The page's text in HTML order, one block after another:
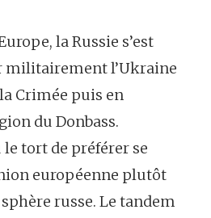
la Russie s’est
militairement l’Ukraine
Crimée puis en
du Donbass.
le tort de préférer se
européenne plutôt
russe. Le tandem